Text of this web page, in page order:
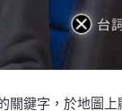
關鍵字，於地圖